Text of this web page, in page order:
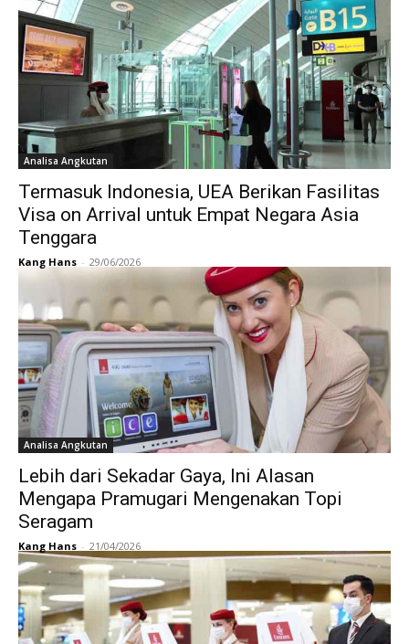
Analisa Angkutan
Termasuk Indonesia, UEA Berikan Fasilitas
Visa on Arrival untuk Empat Negara Asia
Tenggara
Kang Hans - 29/06/2026
Analisa Angkutan
Lebih dari Sekadar Gaya, Ini Alasan
Mengapa Pramugari Mengenakan Topi
Seragam
Kang Hans - 21/04/2026